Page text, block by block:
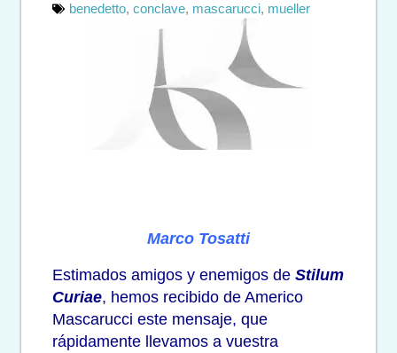
benedetto, conclave, mascarucci, mueller
Marco Tosatti
Estimados amigos y enemigos de Stilum
Curiae, hemos recibido de Americo
Mascarucci este mensaje, que
rápidamente llevamos a vuestra